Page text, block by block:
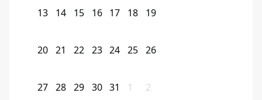
13 14 15 16 17 18 19
20 21 22 23 24 25 26
27 28 29 30 31 1 2